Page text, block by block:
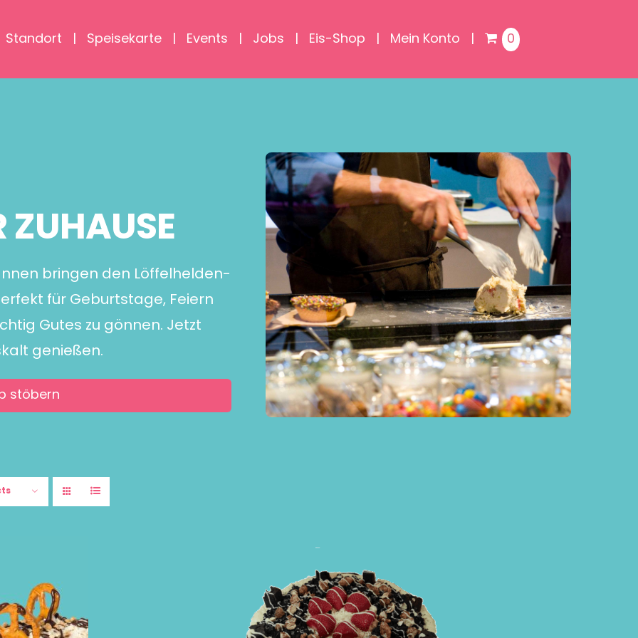
Standort Speisekarte Events Jobs Eis-Shop Mein Konto 0
ZUHAUSE
bringen den Löffelhelden-
für Geburtstage, Feiern
Gutes zu gönnen. Jetzt
genießen.
stöbern